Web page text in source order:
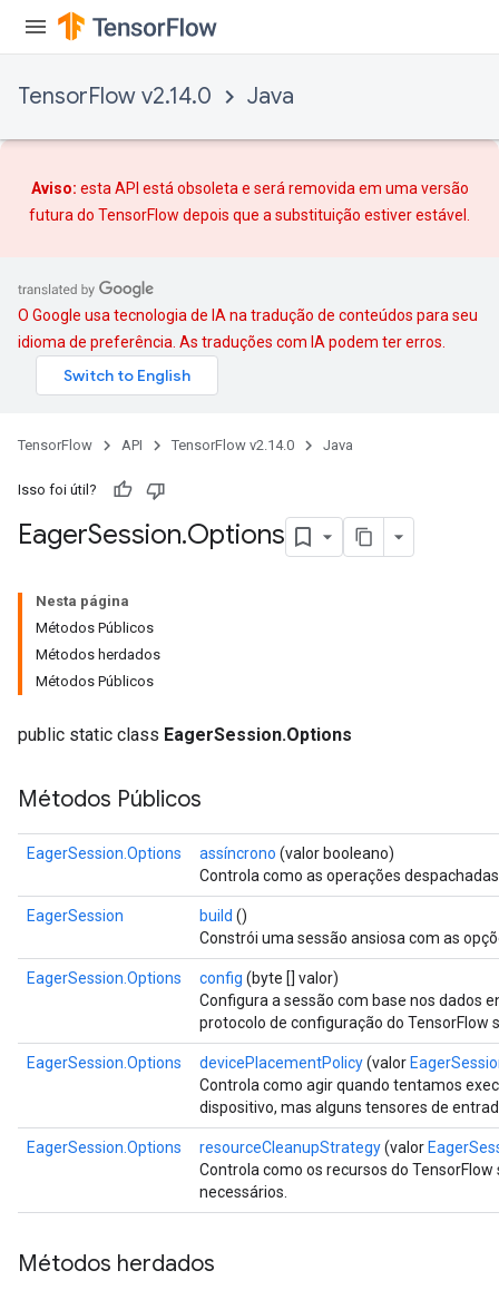
TensorFlow v2.14.0 Java
Aviso: esta API está obsoleta e será removida em uma versão
futura do TensorFlow depois que a substituição estiver estável.
O Google usa tecnologia de IA na tradução de conteúdos para seu
idioma de preferência. As traduções com IA podem ter erros.
TensorFlow API TensorFlow v2.14.0 Java
Isso foi útil?
EagerSession.Options
Nesta página
Métodos Públicos
Métodos herdados
Métodos Públicos
public static class EagerSession.Options
Métodos Públicos
EagerSession.Options assíncrono (valor booleano)
Controla como as operações
EagerSession build ()
Constrói uma sessão ansiosa com as
EagerSession.Options config (byte [] valor)
Configura a sessão com base nos dados
protocolo de configuração do TensorFlow
EagerSession.Options devicePlacementPolicy(valor
Controla como agir quando tentamos
dispositivo, mas alguns tensores de
EagerSession.Options resourceCleanupStrategy(valor
Controla como os recursos do
necessários.
Métodos herdados